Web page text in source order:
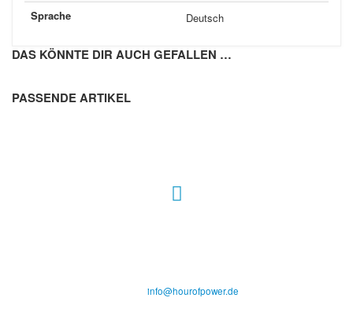
Sprache
Deutsch
DAS KÖNNTE DIR AUCH GEFALLEN …
PASSENDE ARTIKEL
info@hourofpower.de